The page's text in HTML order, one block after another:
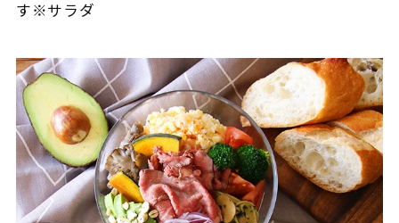
す※サラダ